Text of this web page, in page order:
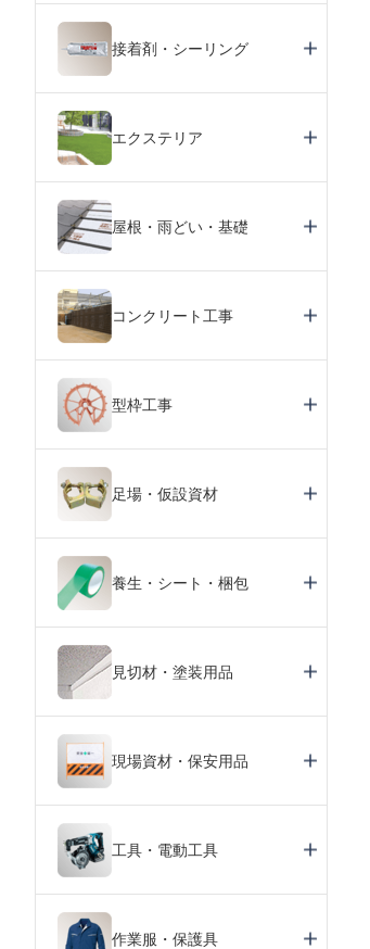
接着剤・シーリング
エクステリア
屋根・雨どい・基礎
コンクリート工事
型枠工事
足場・仮設資材
養生・シート・梱包
見切材・塗装用品
現場資材・保安用品
工具・電動工具
作業服・保護具